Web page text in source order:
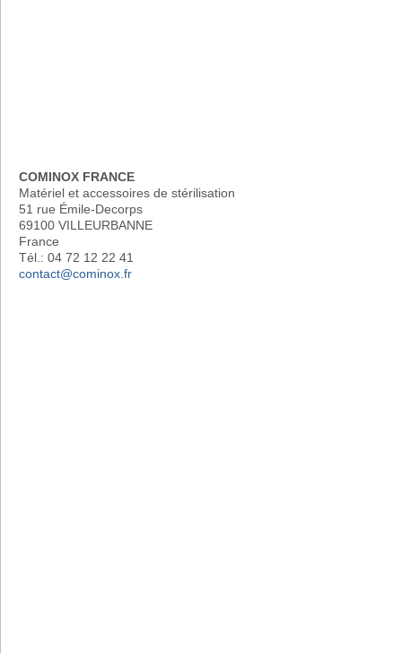
COMINOX FRANCE
Matériel et accessoires de stérilisation
51 rue Émile-Decorps
69100 VILLEURBANNE
France
Tél.: 04 72 12 22 41
contact@cominox.fr